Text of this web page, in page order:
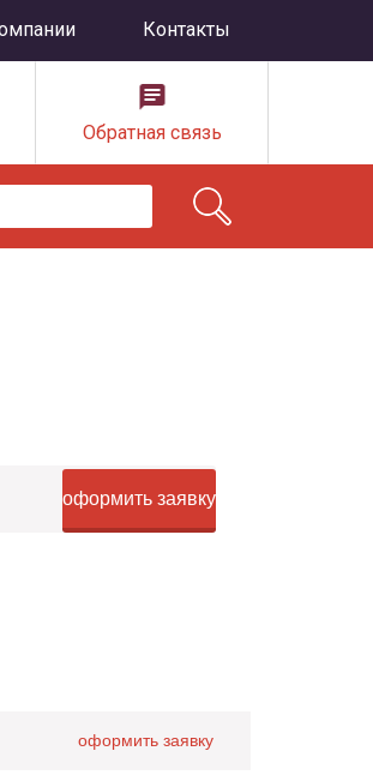
Контакты
Обратная связь
оформить заявку
оформить заявку